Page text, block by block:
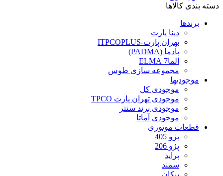
دسته بندی کالاها
برندها
دینا پارت
تهران پارت-ITPCOPLUS
پادما (PADMA)
الما7 ELMA
مجموعه سازی طوس
موجودیها
موجودی کل
موجودی تهران پارت TPCO
موجودی برند سنتر
موجودی آماتا
قطعات موتوری
پژو 405
پژو 206
پراید
سمند
پیکان